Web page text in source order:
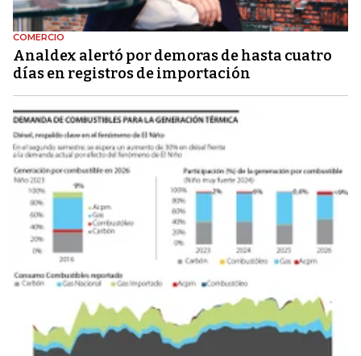
COMERCIO
Analdex alertó por demoras de hasta cuatro
días en registros de importación